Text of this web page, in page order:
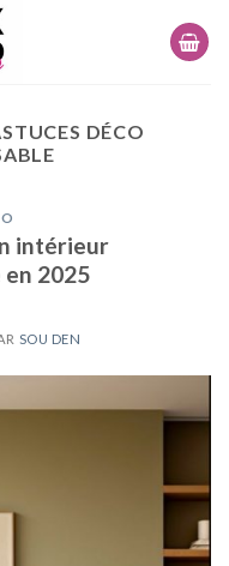
DÉCO
intérieur
2025
SOU DEN